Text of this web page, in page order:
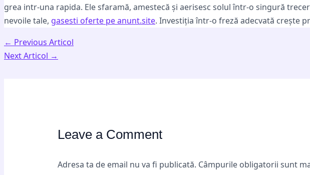
grea intr-una rapida. Ele sfaramă, amestecă și aerisesc solul într-o singură
nevoile tale, gasesti oferte pe anunt.site. Investiția într-o freză adecvată crește
← Previous Articol
Next Articol →
Leave a Comment
Adresa ta de email nu va fi publicată. Câmpurile obligatorii sunt